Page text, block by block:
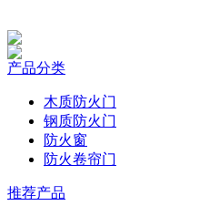
产品分类
木质防火门
钢质防火门
防火窗
防火卷帘门
推荐产品